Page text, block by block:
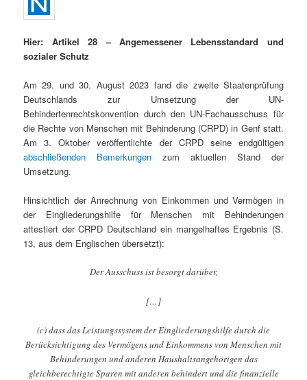
Hier: Artikel 28 – Angemessener Lebensstandard und
sozialer Schutz
Am 29. und 30. August 2023 fand die zweite Staatenprüfung
Deutschlands zur Umsetzung der UN-
Behindertenrechtskonvention durch den UN-Fachausschuss für
die Rechte von Menschen mit Behinderung (CRPD) in Genf statt.
Am 3. Oktober veröffentlichte der CRPD seine endgültigen
abschließenden Bemerkungen zum aktuellen Stand der
Umsetzung.
Hinsichtlich der Anrechnung von Einkommen und Vermögen in
der Eingliederungshilfe für Menschen mit Behinderungen
attestiert der CRPD Deutschland ein mangelhaftes Ergebnis (S.
13, aus dem Englischen übersetzt):
Der Ausschuss ist besorgt darüber,
[…]
(c) dass das Leistungssystem der Eingliederungshilfe durch die
Berücksichtigung des Vermögens und Einkommens von Menschen mit
Behinderungen und anderen Haushaltsangehörigen das
gleichberechtigte Sparen mit anderen behindert und die finanzielle